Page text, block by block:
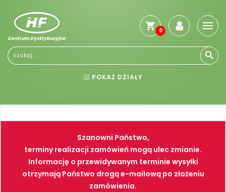
Centrum Dystrybucyjne
0
POKAŻ DZIAŁY
NARZĘDZIA SPAWALNICTWO
FARBY PNEUMATYKA
Szanowni Państwo,
terminy realizacji zamówień mogą ulec zmianie.
Informację o przewidywanym terminie wysyłki
otrzymają Państwo drogą e-mailową po złożeniu
zamówienia.